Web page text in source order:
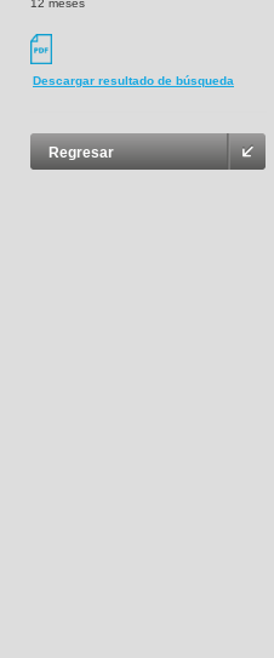
12 meses
Descargar resultado de búsqueda
Regresar